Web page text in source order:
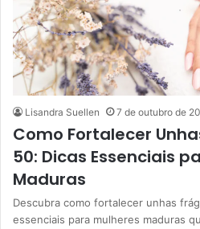
Lisandra Suellen 7 de outubro de
Como Fortalecer
50: Dicas Essenciais
Maduras
Descubra como fortalecer unhas
essenciais para mulheres maduras